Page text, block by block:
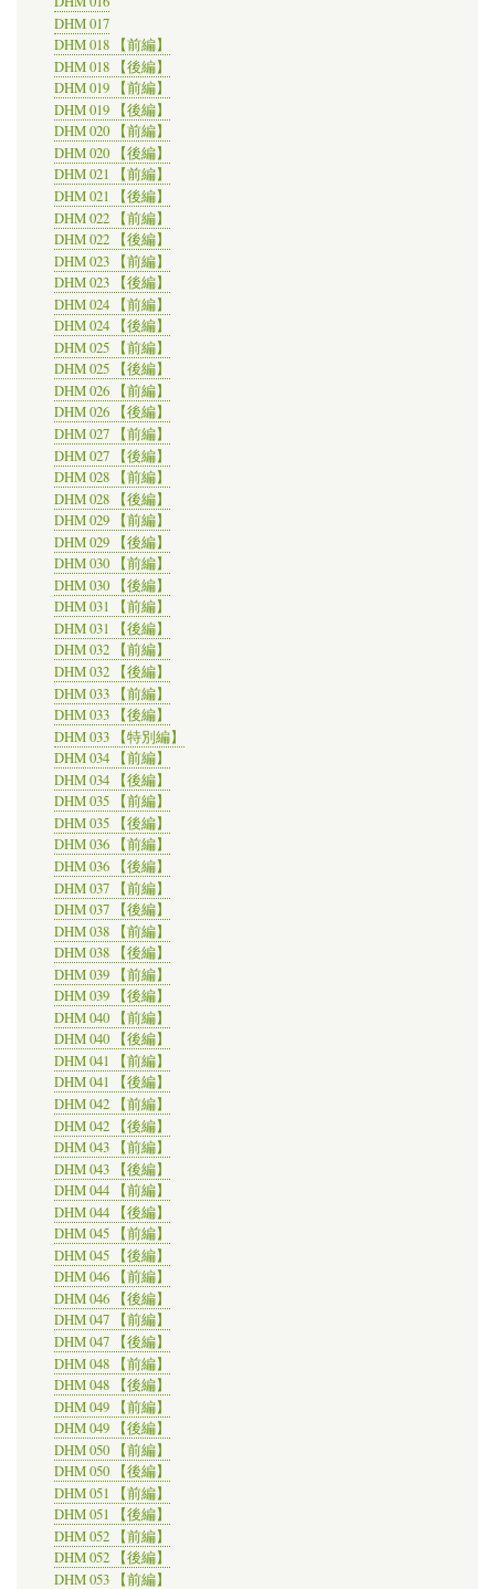
DHM 017
DHM 018 【前編】
DHM 018 【後編】
DHM 019 【前編】
DHM 019 【後編】
DHM 020 【前編】
DHM 020 【後編】
DHM 021 【前編】
DHM 021 【後編】
DHM 022 【前編】
DHM 022 【後編】
DHM 023 【前編】
DHM 023 【後編】
DHM 024 【前編】
DHM 024 【後編】
DHM 025 【前編】
DHM 025 【後編】
DHM 026 【前編】
DHM 026 【後編】
DHM 027 【前編】
DHM 027 【後編】
DHM 028 【前編】
DHM 028 【後編】
DHM 029 【前編】
DHM 029 【後編】
DHM 030 【前編】
DHM 030 【後編】
DHM 031 【前編】
DHM 031 【後編】
DHM 032 【前編】
DHM 032 【後編】
DHM 033 【前編】
DHM 033 【後編】
DHM 033 【特別編】
DHM 034 【前編】
DHM 034 【後編】
DHM 035 【前編】
DHM 035 【後編】
DHM 036 【前編】
DHM 036 【後編】
DHM 037 【前編】
DHM 037 【後編】
DHM 038 【前編】
DHM 038 【後編】
DHM 039 【前編】
DHM 039 【後編】
DHM 040 【前編】
DHM 040 【後編】
DHM 041 【前編】
DHM 041 【後編】
DHM 042 【前編】
DHM 042 【後編】
DHM 043 【前編】
DHM 043 【後編】
DHM 044 【前編】
DHM 044 【後編】
DHM 045 【前編】
DHM 045 【後編】
DHM 046 【前編】
DHM 046 【後編】
DHM 047 【前編】
DHM 047 【後編】
DHM 048 【前編】
DHM 048 【後編】
DHM 049 【前編】
DHM 049 【後編】
DHM 050 【前編】
DHM 050 【後編】
DHM 051 【前編】
DHM 051 【後編】
DHM 052 【前編】
DHM 052 【後編】
DHM 053 【前編】